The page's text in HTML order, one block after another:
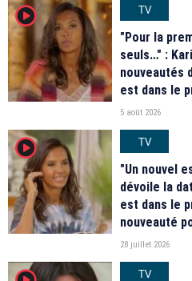
player2
TV
"Pour la
seuls…" :
nouveautés
est dans le
5 août 2026
player2
TV
"Un nouvel
dévoile la
est dans le
nouveauté
28 juillet 2026
TV